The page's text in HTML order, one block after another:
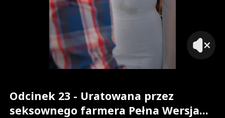
Odcinek 23 - Uratowana przez
seksownego farmera Pełna Wersja